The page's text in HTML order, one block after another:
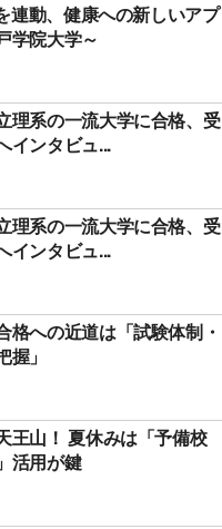
連動、健康への新しいアプ
学院大学～
理系の一流大学に合格、受
インタビュ...
理系の一流大学に合格、受
インタビュ...
格への近道は「試験体制・
握」
王山！ 夏休みは「予備校
活用が鍵